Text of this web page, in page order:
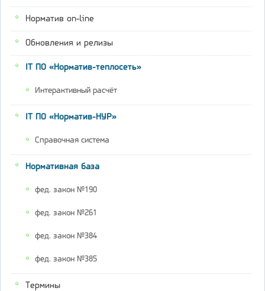
Норматив on-line
Обновления и релизы
IT ПО «Норматив-теплосеть»
Интерактивный расчёт
IT ПО «Норматив-НУР»
Справочная система
Нормативная база
фед. закон №190
фед. закон №261
фед. закон №384
фед. закон №385
Термины